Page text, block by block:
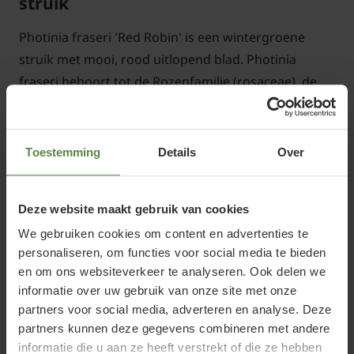
Toestemming Details Over
Deze website maakt gebruik van cookies
We gebruiken cookies om content en advertenties te
personaliseren, om functies voor social media te bieden
en om ons websiteverkeer te analyseren. Ook delen we
informatie over uw gebruik van onze site met onze
partners voor social media, adverteren en analyse. Deze
partners kunnen deze gegevens combineren met andere
informatie die u aan ze heeft verstrekt of die ze hebben
Photinia fraseri 'Red Robin' is een wintergroene
struik met mooi, rood uitlopend blad. Photinia
fraseri behoort tot de Rozenfamilie (rosaceae), de
weerkaatsen, dit geeft vooral in de lente met felle
zon een letterlijk schitterend effect. De Photinia
wintergroene heester uitstekend gebruiken.
Photinia fraseri 'Red Robin' heeft diepgroen,
glanzend blad. De nieuw uitschietende takken
krijgen echter rode bladeren. Dit geeft de struik ook
zijn herkenbare uiterlijk. In mei/juni krijgt de heester
kleine, witte bloemen die later in het seizoen
uitgroeien tot blauwe of zwarte bessen.